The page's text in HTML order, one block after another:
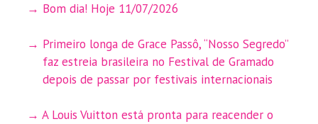
Bom dia! Hoje 11/07/2026
Primeiro longa de Grace Passô, “Nosso Segredo”
faz estreia brasileira no Festival de Gramado
depois de passar por festivais internacionais
A Louis Vuitton está pronta para reacender o